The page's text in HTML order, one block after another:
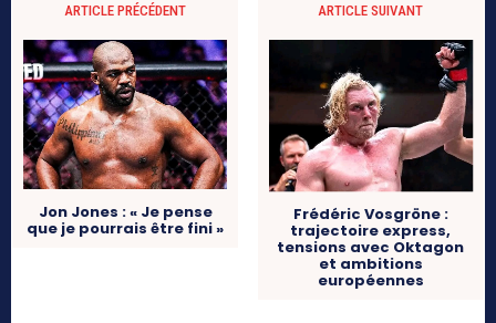
ARTICLE PRÉCÉDENT
Jon Jones : « Je pense
que je pourrais être fini »
ARTICLE SUIVANT
Frédéric Vosgröne :
trajectoire express,
tensions avec Oktagon
et ambitions
européennes